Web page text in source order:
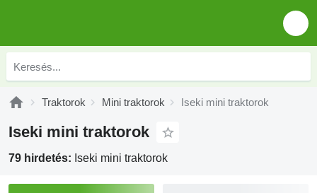
Traktorok Mini traktorok Iseki mini traktorok
Iseki mini traktorok
79 hirdetés: Iseki mini traktorok